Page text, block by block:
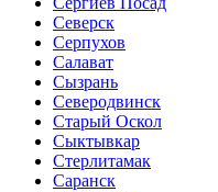
Северск
Серпухов
Салават
Сызрань
Северодвинск
Старый Оскол
Сыктывкар
Стерлитамак
Саранск